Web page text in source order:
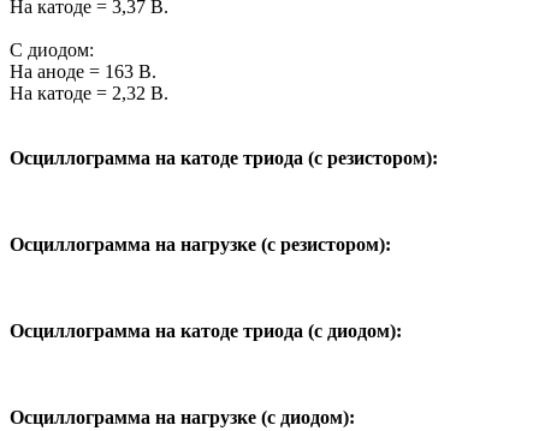
На катоде = 3,37 В.
С диодом:
На аноде = 163 В.
На катоде = 2,32 В.
Осциллограмма на катоде триода (с резистором):
Осциллограмма на нагрузке (с резистором):
Осциллограмма на катоде триода (с диодом):
Осциллограмма на нагрузке (с диодом):